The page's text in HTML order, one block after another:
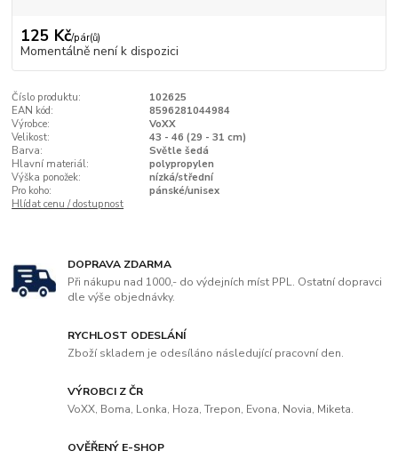
125 Kč/pár(ů)
Momentálně není k dispozici
Číslo produktu:
102625
EAN kód:
8596281044984
Výrobce:
VoXX
Velikost:
43 - 46 (29 - 31 cm)
Barva:
Světle šedá
Hlavní materiál:
polypropylen
Výška ponožek:
nízká/střední
Pro koho:
pánské/unisex
Hlídat cenu / dostupnost
DOPRAVA ZDARMA
Při nákupu nad 1000,- do výdejních míst PPL. Ostatní dopravci
dle výše objednávky.
RYCHLOST ODESLÁNÍ
Zboží skladem je odesíláno následující pracovní den.
VÝROBCI Z ČR
VoXX, Boma, Lonka, Hoza, Trepon, Evona, Novia, Miketa.
OVĚŘENÝ E-SHOP